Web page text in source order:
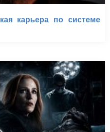
карьера по системе